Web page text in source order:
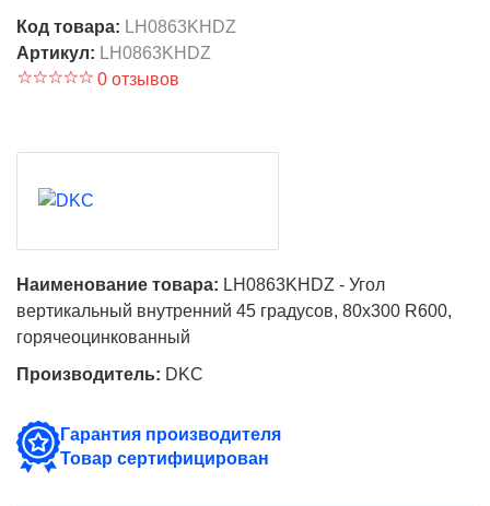
Код товара: LH0863KHDZ
Артикул: LH0863KHDZ
0 отзывов
Наименование товара: LH0863KHDZ - Угол
вертикальный внутренний 45 градусов, 80х300 R600,
горячеоцинкованный
Производитель: DKC
Гарантия производителя
Товар сертифицирован